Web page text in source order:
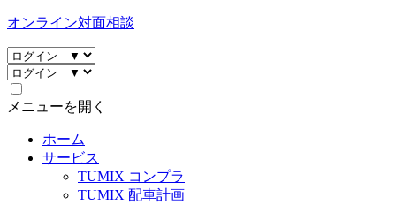
オンライン対面相談
メニューを開く
ホーム
サービス
TUMIX コンプラ
TUMIX 配車計画